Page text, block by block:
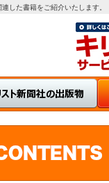
した書籍をご紹介いたします。